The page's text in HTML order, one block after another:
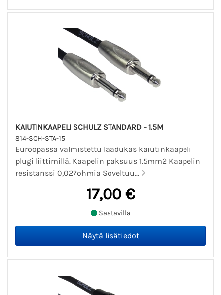
KAIUTINKAAPELI SCHULZ STANDARD - 1.5M
814-SCH-STA-15
Euroopassa valmistettu laadukas kaiutinkaapeli
plugi liittimillä. Kaapelin paksuus 1.5mm2 Kaapelin
resistanssi 0,027ohmia Soveltuu...
17,00 €
Saatavilla